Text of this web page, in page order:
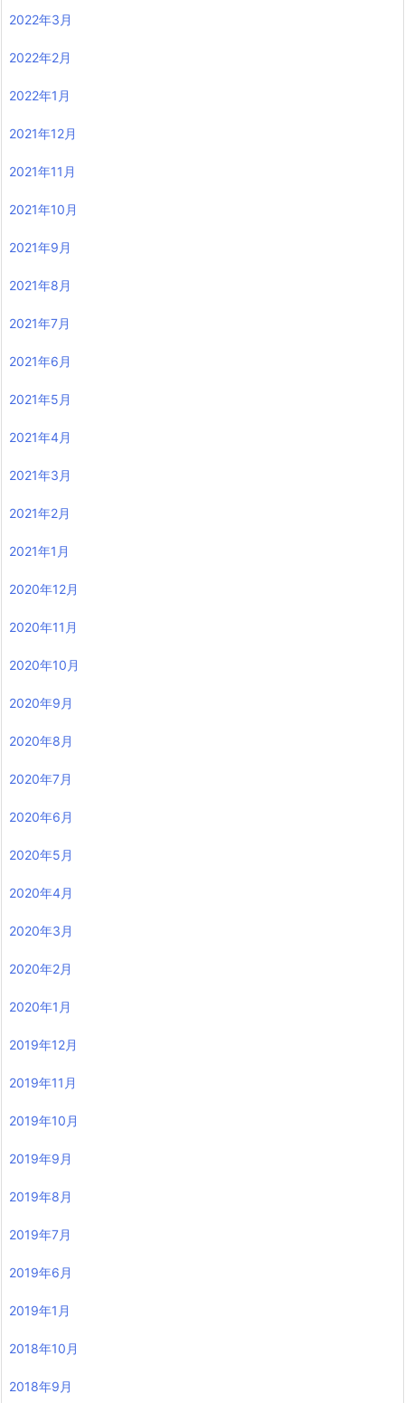
2022年3月
2022年2月
2022年1月
2021年12月
2021年11月
2021年10月
2021年9月
2021年8月
2021年7月
2021年6月
2021年5月
2021年4月
2021年3月
2021年2月
2021年1月
2020年12月
2020年11月
2020年10月
2020年9月
2020年8月
2020年7月
2020年6月
2020年5月
2020年4月
2020年3月
2020年2月
2020年1月
2019年12月
2019年11月
2019年10月
2019年9月
2019年8月
2019年7月
2019年6月
2019年1月
2018年10月
2018年9月